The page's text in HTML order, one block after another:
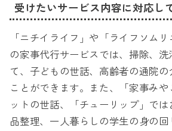
受けたいサービス内容に対応し
「ニチイライフ」や「ライフソム
の家事代行サービスでは、掃除、
て、子どもの世話、高齢者の通院
ことができます。また、「家事み
ットの世話、「チューリップ」で
品整理、一人暮らしの学生の身の